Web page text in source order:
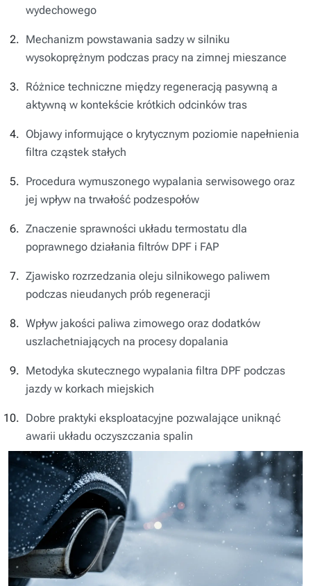
wydechowego
Mechanizm powstawania sadzy w silniku
wysokoprężnym podczas pracy na zimnej mieszance
Różnice techniczne między regeneracją pasywną a
aktywną w kontekście krótkich odcinków tras
Objawy informujące o krytycznym poziomie napełnienia
filtra cząstek stałych
Procedura wymuszonego wypalania serwisowego oraz
jej wpływ na trwałość podzespołów
Znaczenie sprawności układu termostatu dla
poprawnego działania filtrów DPF i FAP
Zjawisko rozrzedzania oleju silnikowego paliwem
podczas nieudanych prób regeneracji
Wpływ jakości paliwa zimowego oraz dodatków
uszlachetniających na procesy dopalania
Metodyka skutecznego wypalania filtra DPF podczas
jazdy w korkach miejskich
Dobre praktyki eksploatacyjne pozwalające uniknąć
awarii układu oczyszczania spalin